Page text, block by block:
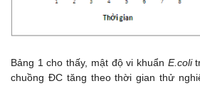
Bảng 1 cho thấy, mật độ vi khuẩn E.coli
chuồng ĐC tăng theo thời gian thử